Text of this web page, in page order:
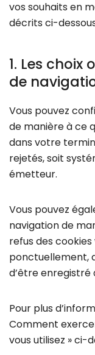
vos souhaits en
décrits ci-
1. Les
de
Vous pouvez
de manière à ce
dans votre
rejetés, soit
émetteur.
Vous pouvez
navigation de
refus des
ponctuellement,
d’être
Pour plus
Comment
vous utilisez » ci-